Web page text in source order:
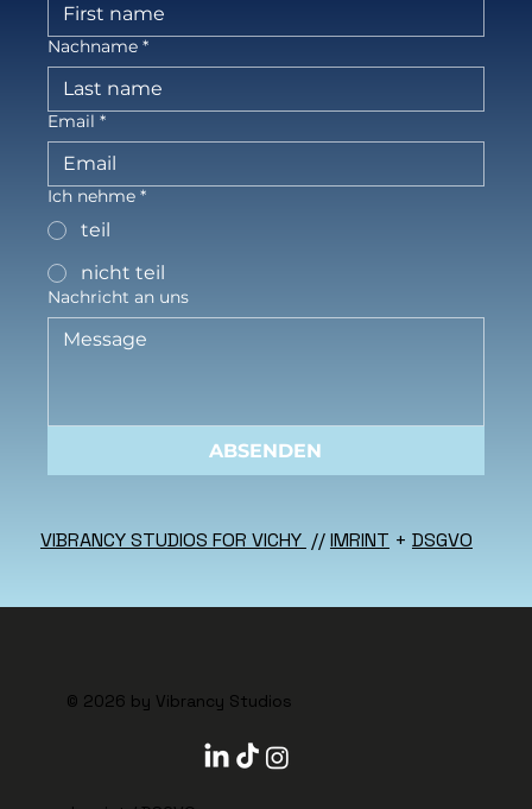
Nachname *
Email *
Ich nehme *
teil
nicht teil
Nachricht an uns
ABSENDEN
VIBRANCY STUDIOS FOR VICHY //IMRINT + DSGVO
© 2026 by Vibrancy Studios